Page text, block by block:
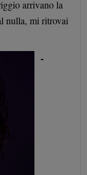
arrivano la
nulla, mi ritrovai
-